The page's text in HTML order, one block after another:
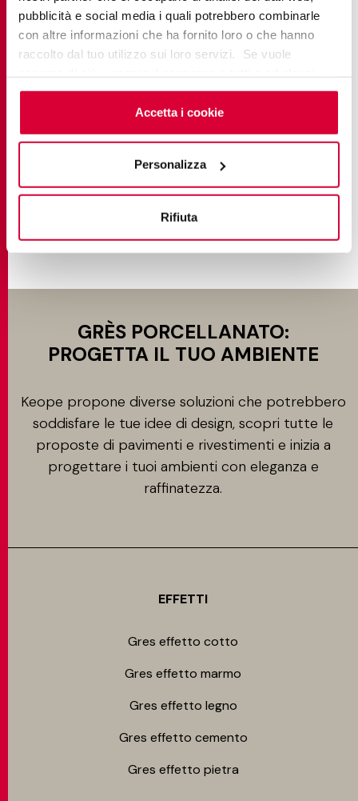
pubblicità e social media i quali potrebbero combinarle
con altre informazioni che ha fornito loro o che hanno
raccolto dal tuo utilizzo sui loro servizi. Se vuole
cookieclicchi qui. Il consenso può essere espresso
cliccando sul tasto “Accetta i cookie”. Se non vuole i
cookie di profilazione può negare il consenso sul tasto
Accetta i cookie
Personalizza
Rifiuta
EVOKE
SCOPRI DI PIÙ
GRÈS PORCELLANATO:
PROGETTA IL TUO AMBIENTE
Keope propone diverse soluzioni che potrebbero
soddisfare le tue idee di design, scopri tutte le
proposte di pavimenti e rivestimenti e inizia a
progettare i tuoi ambienti con eleganza e
raffinatezza.
EFFETTI
Gres effetto cotto
Gres effetto marmo
Gres effetto legno
Gres effetto cemento
Gres effetto pietra